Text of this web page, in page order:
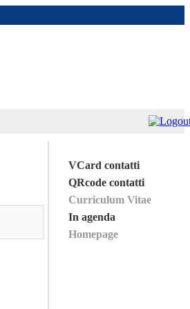
VCard contatti
QRcode contatti
Curriculum Vitae
In agenda
Homepage